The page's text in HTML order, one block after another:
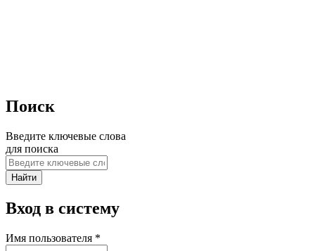
Поиск
Введите ключевые слова
для поиска
Вход в систему
Имя пользователя *